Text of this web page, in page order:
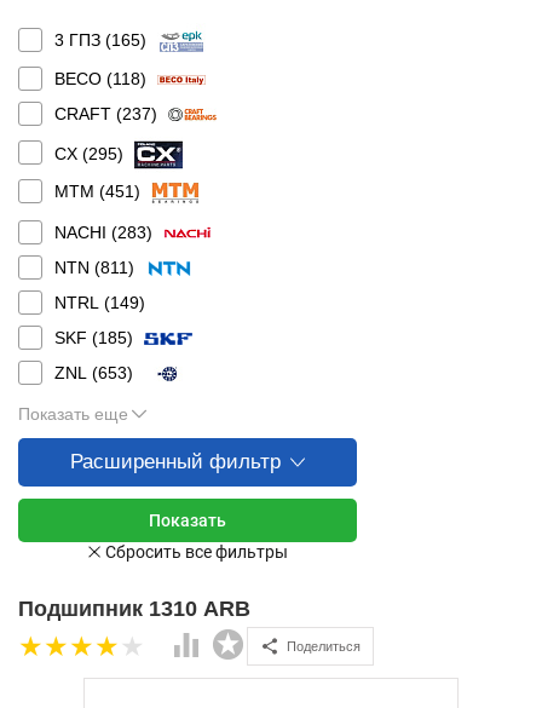
3 ГПЗ (165)
BECO (118)
CRAFT (237)
CX (295)
MTM (451)
NACHI (283)
NTN (811)
NTRL (149)
SKF (185)
ZNL (653)
Показать еще
Расширенный фильтр
Подшипник 1310 ARB
Поделиться